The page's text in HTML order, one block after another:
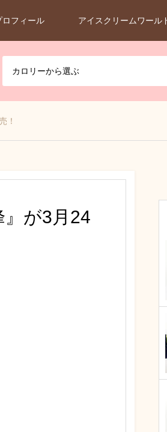
ロフィール アイスクリームワール
カロリーから選ぶ
！
が3月24